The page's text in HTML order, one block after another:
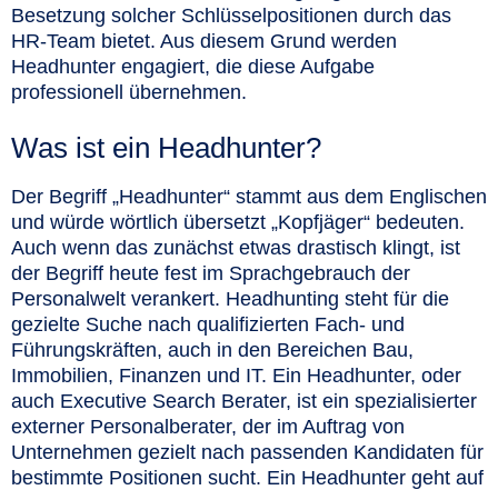
Besetzung solcher Schlüsselpositionen durch das
HR-Team bietet. Aus diesem Grund werden
Headhunter engagiert, die diese Aufgabe
professionell übernehmen.
Was ist ein Headhunter?
Der Begriff „Headhunter“ stammt aus dem Englischen
und würde wörtlich übersetzt „Kopfjäger“ bedeuten.
Auch wenn das zunächst etwas drastisch klingt, ist
der Begriff heute fest im Sprachgebrauch der
Personalwelt verankert. Headhunting steht für die
gezielte Suche nach qualifizierten Fach- und
Führungskräften, auch in den Bereichen Bau,
Immobilien, Finanzen und IT. Ein Headhunter, oder
auch Executive Search Berater, ist ein spezialisierter
externer Personalberater, der im Auftrag von
Unternehmen gezielt nach passenden Kandidaten für
bestimmte Positionen sucht. Ein Headhunter geht auf